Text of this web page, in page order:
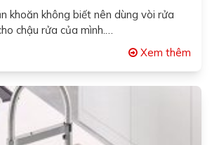
khoăn không biết nên dùng vòi rửa
chậu rửa của mình.…
Xem thêm